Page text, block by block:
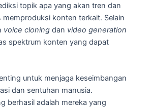
topik apa yang akan tren dan
memproduksi konten terkait. Selain
voice cloning dan video generation
spektrum konten yang dapat
untuk menjaga keseimbangan
dan sentuhan manusia.
berhasil adalah mereka yang